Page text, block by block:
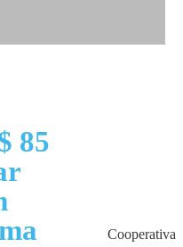
85
Cooperativa